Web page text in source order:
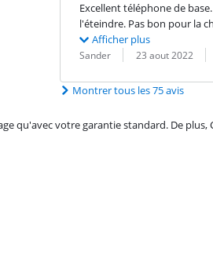
Excellent téléphone de
l'éteindre. Pas bon pour la
Afficher plus
Évaluation par :
Sander
Date : 23 aout 2022
Traduction :
Montrer tous les 75 avis
qu'avec votre garantie standard. De